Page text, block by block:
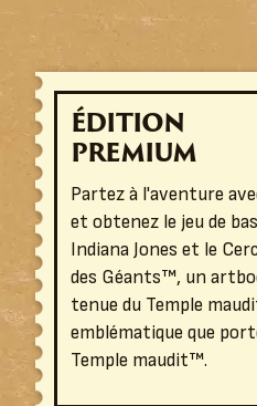
ÉDITION
PREMIUM
Partez à l'aventure
et obtenez le jeu de
Indiana Jones et le
des Géants™, un
tenue du Temple
emblématique que
Temple maudit™.